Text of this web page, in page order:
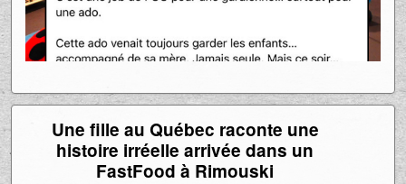
Une fille au Québec raconte une
histoire irréelle arrivée dans un
FastFood à Rimouski